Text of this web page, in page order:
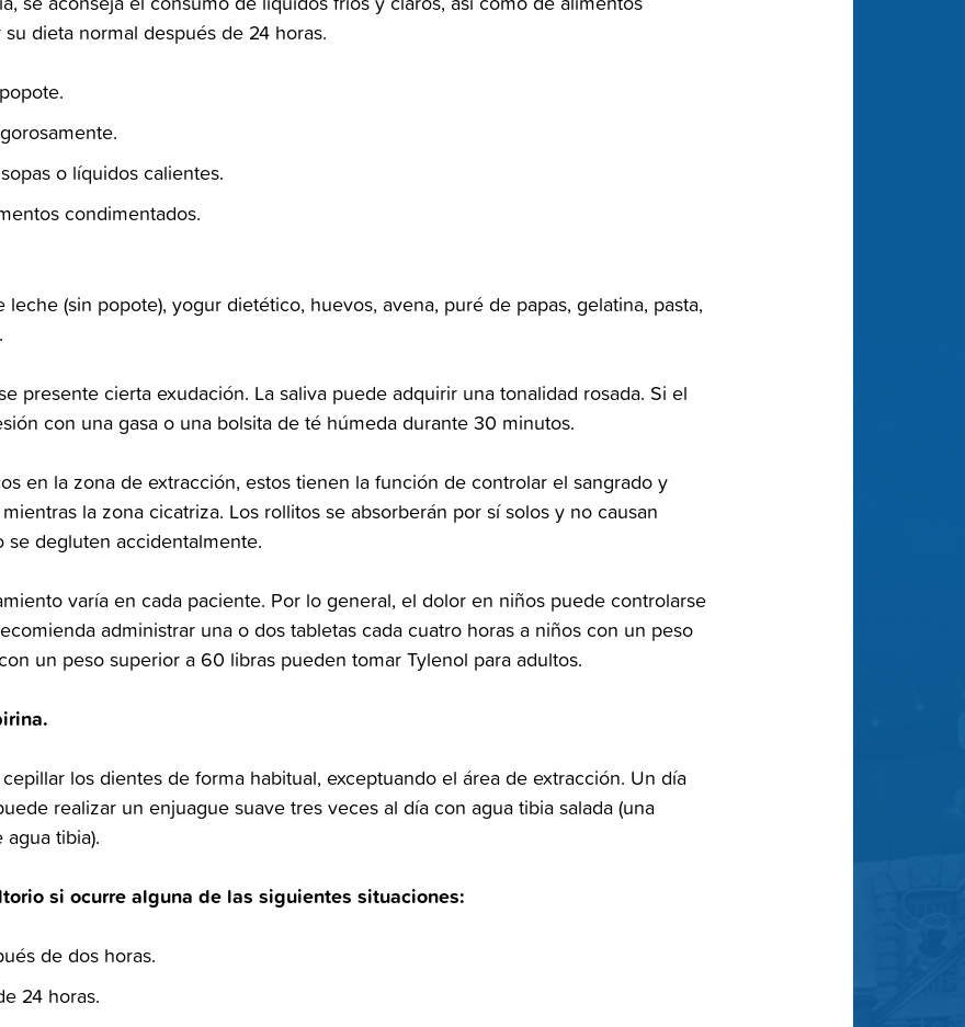
dieta normal después de 24 horas.‬
o líquidos calientes.‬
condimentados.‬
leche (sin popote), yogur‬‭ dietético, huevos, avena, puré de‬ papas, gelatina, pasta,
presente cierta exudación.‬‭ La saliva puede adquirir una‬‭ tonalidad rosada. Si el
con una gasa o una bolsita de‬‭ té húmeda durante 30 minutos.‬
en la zona de extracción, estos tienen la función de‬‭ controlar el sangrado y
la zona cicatriza. Los‬‭ rollitos se absorberán por sí solos y no causan
degluten accidentalmente.‬
varía en cada paciente.‬‭ Por lo general, el dolor en‬‭ niños puede controlarse
administrar una o dos‬‭ tabletas cada cuatro horas a niños con un peso
un‬‭ peso superior a 60 libras pueden tomar Tylenol para adultos.‬
cepillar los dientes de forma‬‭ habitual, exceptuando el área‬‭ de extracción. Un día
realizar un enjuague suave‬‭ tres veces al día con agua tibia salada (una
tibia).‬
si ocurre alguna de las siguientes situaciones:‬
de dos horas.‬
24 horas.‬